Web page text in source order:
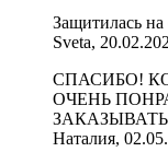
Защитилась
Sveta,
СПАСИБО!
ОЧЕНЬ
Наталия,